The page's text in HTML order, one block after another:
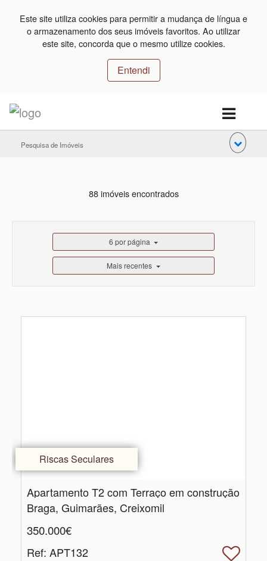
Este site utiliza cookies para permitir a mudança de língua e
o armazenamento dos seus imóveis favoritos. Ao utilizar
este site, concorda que o mesmo utilize cookies.
Entendi
Pesquisa de Imóveis
88 imóveis encontrados
6 por página
Mais recentes
Riscas Seculares
Apartamento T2 com Terraço em construção
Braga, Guimarães, Creixomil
350.000€
Ref: APT132